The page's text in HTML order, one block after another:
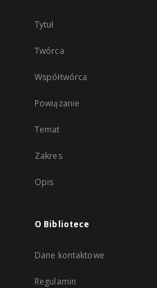
Tytuł
Twórca
Współtwórca
Powiązanie
Temat
Zakres
Opis
O Bibliotece
Dane kontaktowe
Regulamin